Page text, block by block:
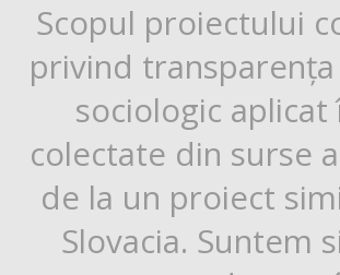
Scopul proiectului
privind
sociologic
colectate din surse
de la un proiect
Slovacia. Suntem